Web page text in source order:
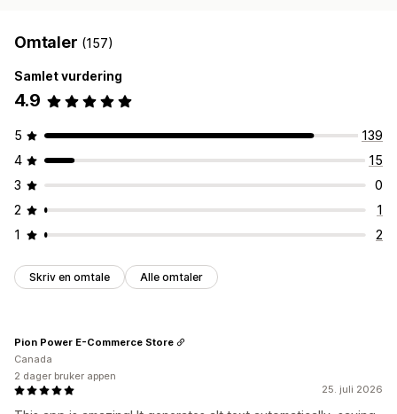
Omtaler (157)
Samlet vurdering
4.9
5
139
4
15
3
0
2
1
1
2
Skriv en omtale Alle omtaler
25. juli 2026
Pion Power E-Commerce Store
Canada
2 dager bruker appen